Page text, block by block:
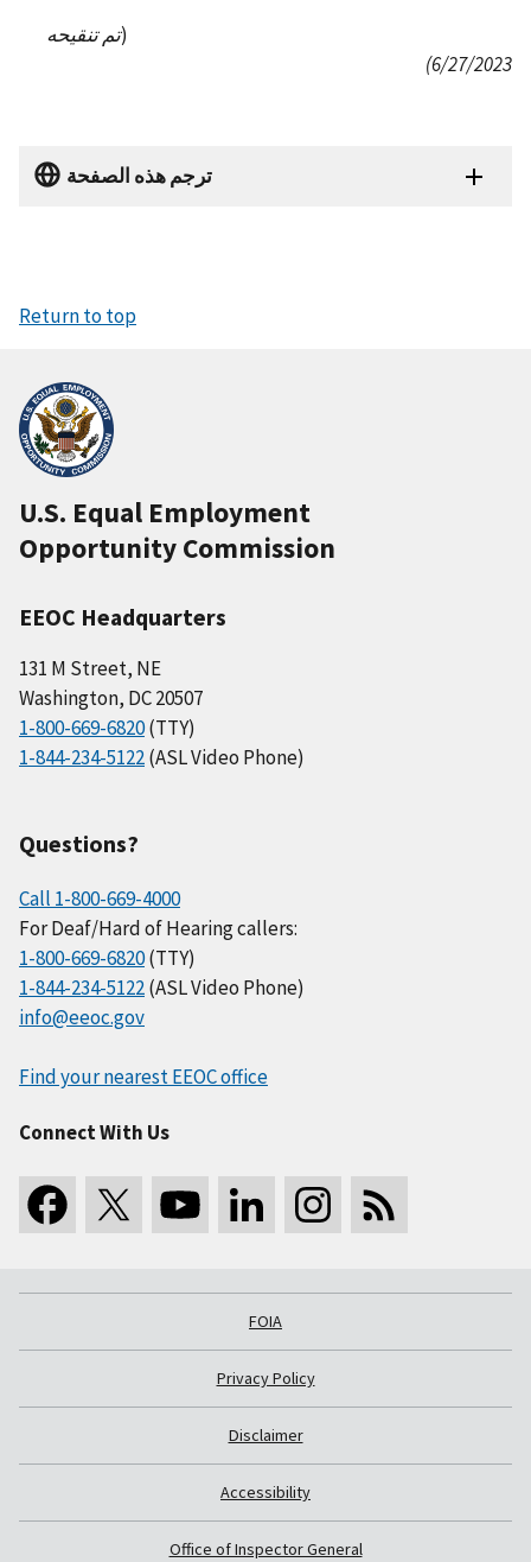
(تم تنقيحه
6/27/2023)
ترجم هذه الصفحة
Return to top
U.S. Equal Employment
Opportunity Commission
EEOC Headquarters
131 M Street, NE
Washington, DC 20507
1-800-669-6820(TTY)
1-844-234-5122(ASL Video Phone)
Questions?
Call 1-800-669-4000
For Deaf/Hard of Hearing callers:
1-800-669-6820(TTY)
1-844-234-5122(ASL Video Phone)
info@eeoc.gov
Find your nearest EEOC office
Connect With Us
FOIA
Privacy Policy
Disclaimer
Accessibility
Office of Inspector General